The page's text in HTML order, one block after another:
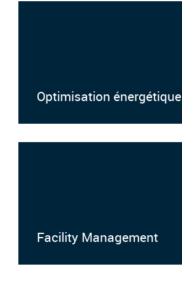
Optimisation énergétique
Facility Management